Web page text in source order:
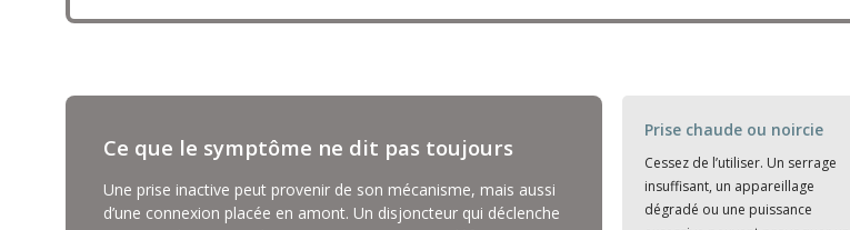
Ce que le symptôme ne dit pas toujours
Une prise inactive peut provenir de son mécanisme, mais aussi
d’une connexion placée en amont. Un disjoncteur qui déclenche
Prise chaude ou noircie
Cessez de l’utiliser. Un serrage
insuffisant, un appareillage
dégradé ou une puissance